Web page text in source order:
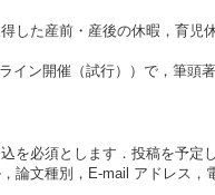
した産前・産後の休暇，育
イン開催（試行））で，筆頭
を必須とします．投稿を予
論文種別，E-mail アドレス